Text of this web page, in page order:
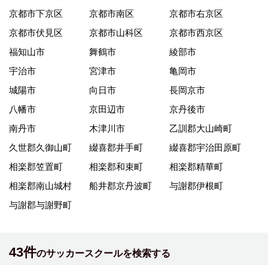
京都市下京区
京都市南区
京都市右京区
京都市伏見区
京都市山科区
京都市西京区
福知山市
舞鶴市
綾部市
宇治市
宮津市
亀岡市
城陽市
向日市
長岡京市
八幡市
京田辺市
京丹後市
南丹市
木津川市
乙訓郡大山崎町
久世郡久御山町
綴喜郡井手町
綴喜郡宇治田原町
相楽郡笠置町
相楽郡和束町
相楽郡精華町
相楽郡南山城村
船井郡京丹波町
与謝郡伊根町
与謝郡与謝野町
43件のサッカースクールを検索する